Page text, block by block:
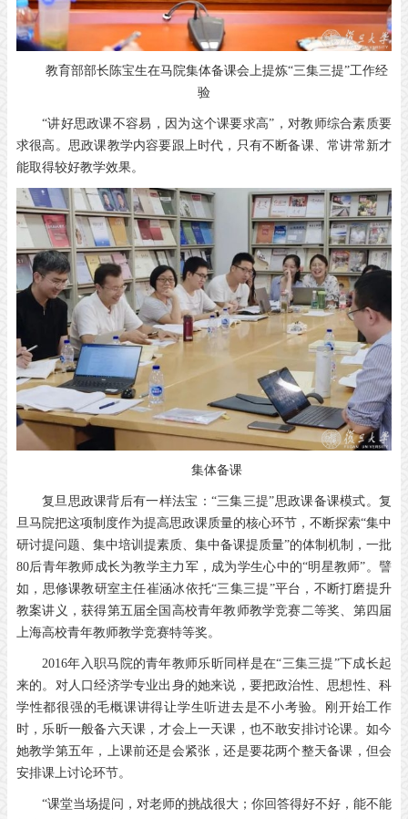
教育部部长陈宝生在马院集体备课会上提炼“三集三提”工作经
验
“讲好思政课不容易，因为这个课要求高”，对教师综合素质要
求很高。思政课教学内容要跟上时代，只有不断备课、常讲常新才
能取得较好教学效果。
集体备课
复旦思政课背后有一样法宝：“三集三提”思政课备课模式。复
旦马院把这项制度作为提高思政课质量的核心环节，不断探索“集中
研讨提问题、集中培训提素质、集中备课提质量”的体制机制，一批
80后青年教师成长为教学主力军，成为学生心中的“明星教师”。譬
如，思修课教研室主任崔涵冰依托“三集三提”平台，不断打磨提升
教案讲义，获得第五届全国高校青年教师教学竞赛二等奖、第四届
上海高校青年教师教学竞赛特等奖。
2016年入职马院的青年教师乐昕同样是在“三集三提”下成长起
来的。对人口经济学专业出身的她来说，要把政治性、思想性、科
学性都很强的毛概课讲得让学生听进去是不小考验。刚开始工作
时，乐昕一般备六天课，才会上一天课，也不敢安排讨论课。如今
她教学第五年，上课前还是会紧张，还是要花两个整天备课，但会
安排课上讨论环节。
“课堂当场提问，对老师的挑战很大；你回答得好不好，能不能